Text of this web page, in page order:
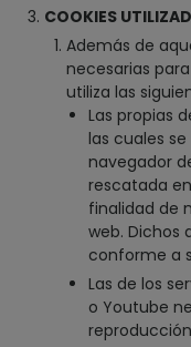
COOKIES
Además de
necesarias
utiliza las
Las propias
las cuales
navegador
rescatada
finalidad de
web. Dichos
conforme a
Las de los
o Youtube